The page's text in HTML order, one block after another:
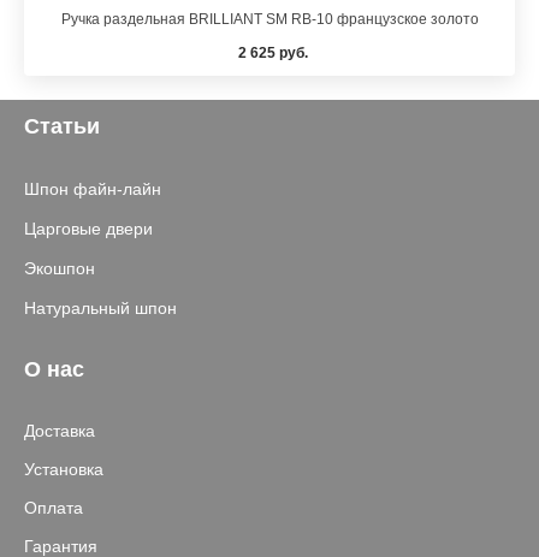
Ручка раздельная BRILLIANT SM RB-10 французское золото
2 625 руб.
Статьи
Шпон файн-лайн
Царговые двери
Экошпон
Натуральный шпон
О нас
Доставка
Установка
Оплата
Гарантия